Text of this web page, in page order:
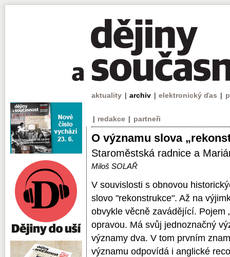
aktuality | archiv | elektronický ďas |
| redakce | partneři
O významu slova
Staroměstská radnice a
Miloš SOLAŘ
V souvislosti s obnovou
slovo "rekonstrukce". Až na
obvykle věcně zavádějící. Pojem
opravou. Má svůj jednoznačný
významy dva. V tom prvním
významu odpovídá i anglické